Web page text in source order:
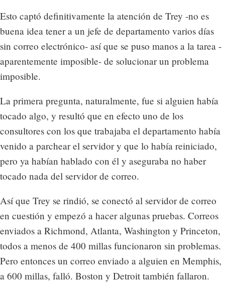
Esto captó definitivamente la atención de Trey -no es
buena idea tener a un jefe de departamento varios días
sin correo electrónico- así que se puso manos a la tarea -
aparentemente imposible- de solucionar un problema
imposible.
La primera pregunta, naturalmente, fue si alguien había
tocado algo, y resultó que en efecto uno de los
consultores con los que trabajaba el departamento había
venido a parchear el servidor y que lo había reiniciado,
pero ya habían hablado con él y aseguraba no haber
tocado nada del servidor de correo.
Así que Trey se rindió, se conectó al servidor de correo
en cuestión y empezó a hacer algunas pruebas. Correos
enviados a Richmond, Atlanta, Washington y Princeton,
todos a menos de 400 millas funcionaron sin problemas.
Pero entonces un correo enviado a alguien en Memphis,
a 600 millas, falló. Boston y Detroit también fallaron.